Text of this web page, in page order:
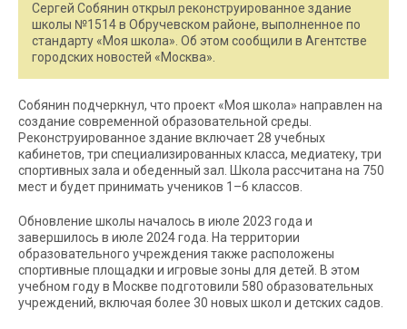
Сергей Собянин открыл реконструированное здание
школы №1514 в Обручевском районе, выполненное по
стандарту «Моя школа». Об этом сообщили в Агентстве
городских новостей «Москва».
Собянин подчеркнул, что проект «Моя школа» направлен на
создание современной образовательной среды.
Реконструированное здание включает 28 учебных
кабинетов, три специализированных класса, медиатеку, три
спортивных зала и обеденный зал. Школа рассчитана на 750
мест и будет принимать учеников 1–6 классов.
Обновление школы началось в июле 2023 года и
завершилось в июле 2024 года. На территории
образовательного учреждения также расположены
спортивные площадки и игровые зоны для детей. В этом
учебном году в Москве подготовили 580 образовательных
учреждений, включая более 30 новых школ и детских садов.